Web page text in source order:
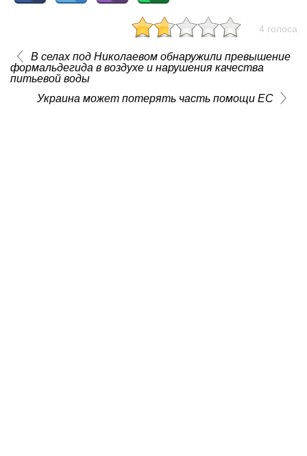
4 голоса
В селах под Николаевом обнаружили превышение
формальдегида в воздухе и нарушения качества
питьевой воды
Украина может потерять часть помощи ЕС